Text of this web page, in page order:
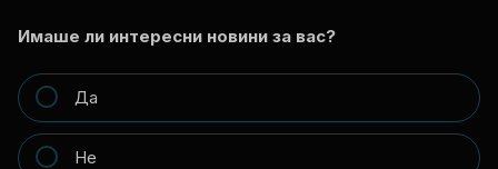
Имаше ли интересни новини за вас?
Да
Не